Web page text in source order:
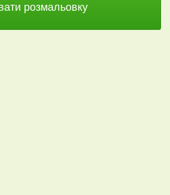
розмальовку